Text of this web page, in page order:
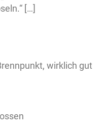
[…]
wirklich gut